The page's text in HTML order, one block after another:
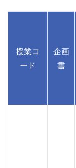
授業コ
ード
企画
書